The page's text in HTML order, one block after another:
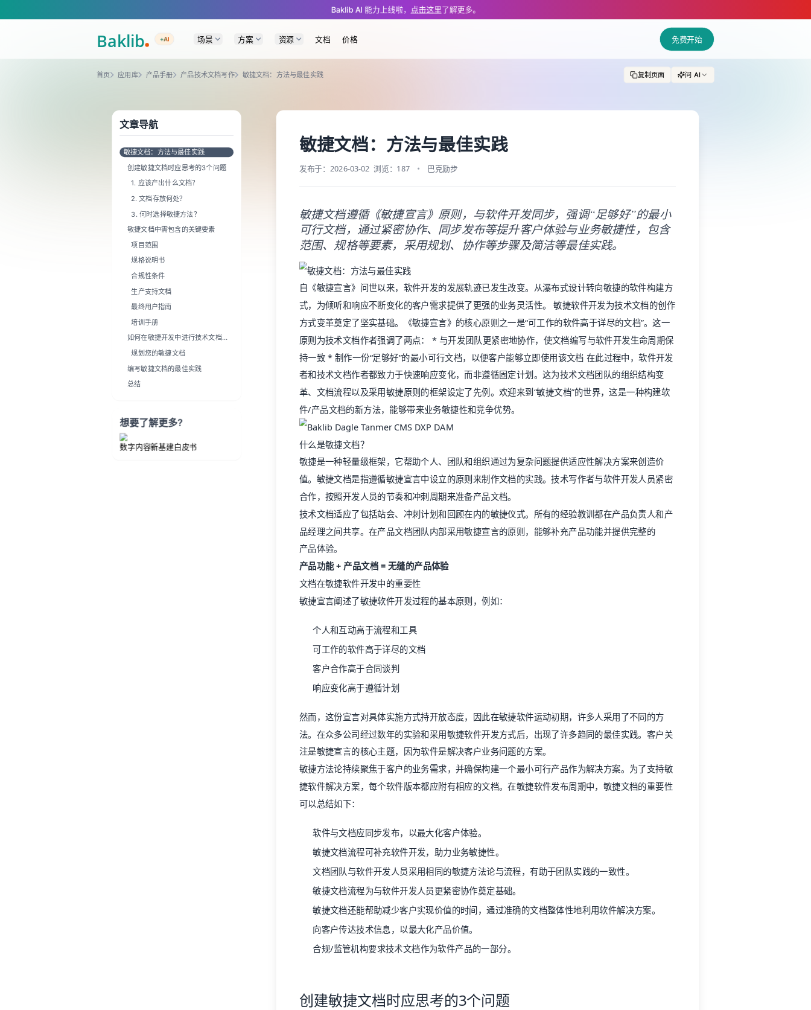
A Markdown version of this page is available at https://www.baklib.com/app/manual/posts/agile-documentation.md — optimized for AI and LLM tools.
Baklib AI 能力上线啦， 点击这里了解更多。
+AI 场景 方案 资源 文档 价格 免费开始
首页 应用库 产品手册 产品技术文档写作 敏捷文档：方法与最佳实践 复制页面 问 AI
文章导航
敏捷文档：方法与最佳实践
创建敏捷文档时应思考的3个问题
1. 应该产出什么文档？
2. 文档存放何处？
3. 何时选择敏捷方法？
敏捷文档中需包含的关键要素
项目范围
规格说明书
合规性条件
生产支持文档
最终用户指南
培训手册
如何在敏捷开发中进行技术文档编
规划您的敏捷文档
编写敏捷文档的最佳实践
总结
想要了解更多?
数字内容新基建白皮书
敏捷文档：方法与最佳实践
发布于：2026-03-02 浏览：187 巴克励步
敏捷文档遵循《敏捷宣言》原则，与软件开发同步，强调“足够好”的最小
可行文档，通过紧密协作、同步发布等提升客户体验与业务敏捷性，包含
范围、规格等要素，采用规划、协作等步骤及简洁等最佳实践。
自《敏捷宣言》问世以来，软件开发的发展轨迹已发生改变。从瀑布式设计转向敏捷的软件构建方
式，为倾听和响应不断变化的客户需求提供了更强的业务灵活性。 敏捷软件开发为技术文档的创作
方式变革奠定了坚实基础。《敏捷宣言》的核心原则之一是“可工作的软件高于详尽的文档”。这一
原则为技术文档作者强调了两点： * 与开发团队更紧密地协作，使文档编写与软件开发生命周期保
持一致 * 制作一份“足够好”的最小可行文档，以便客户能够立即使用该文档 在此过程中，软件开发
者和技术文档作者都致力于快速响应变化，而非遵循固定计划。这为技术文档团队的组织结构变
革、文档流程以及采用敏捷原则的框架设定了先例。欢迎来到“敏捷文档”的世界，这是一种构建软
件/产品文档的新方法，能够带来业务敏捷性和竞争优势。
什么是敏捷文档？
敏捷是一种轻量级框架，它帮助个人、团队和组织通过为复杂问题提供适应性解决方案来创造价
值。敏捷文档是指遵循敏捷宣言中设立的原则来制作文档的实践。技术写作者与软件开发人员紧密
合作，按照开发人员的节奏和冲刺周期来准备产品文档。
技术文档适应了包括站会、冲刺计划和回顾在内的敏捷仪式。所有的经验教训都在产品负责人和产
品经理之间共享。在产品文档团队内部采用敏捷宣言的原则，能够补充产品功能并提供完整的
产品体验。
产品功能 + 产品文档= 无缝的产品体验
文档在敏捷软件开发中的重要性
敏捷宣言阐述了敏捷软件开发过程的基本原则，例如：
个人和互动高于流程和工具
可工作的软件高于详尽的文档
客户合作高于合同谈判
响应变化高于遵循计划
然而，这份宣言对具体实施方式持开放态度，因此在敏捷软件运动初期，许多人采用了不同的方
法。在众多公司经过数年的实验和采用敏捷软件开发方式后，出现了许多趋同的最佳实践。客户关
注是敏捷宣言的核心主题，因为软件是解决客户业务问题的方案。
敏捷方法论持续聚焦于客户的业务需求，并确保构建一个最小可行产品作为解决方案。为了支持敏
捷软件解决方案，每个软件版本都应附有相应的文档。在敏捷软件发布周期中，敏捷文档的重要性
可以总结如下：
软件与文档应同步发布，以最大化客户体验。
敏捷文档流程可补充软件开发，助力业务敏捷性。
文档团队与软件开发人员采用相同的敏捷方法论与流程，有助于团队实践的一致性。
敏捷文档流程为与软件开发人员更紧密协作奠定基础。
敏捷文档还能帮助减少客户实现价值的时间，通过准确的文档整体性地利用软件解决方案。
向客户传达技术信息，以最大化产品价值。
合规/监管机构要求技术文档作为软件产品的一部分。
创建敏捷文档时应思考的3个问题